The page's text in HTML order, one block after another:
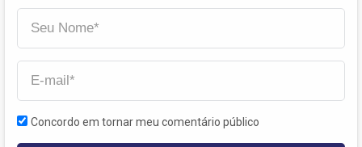
Concordo em tornar meu comentário público